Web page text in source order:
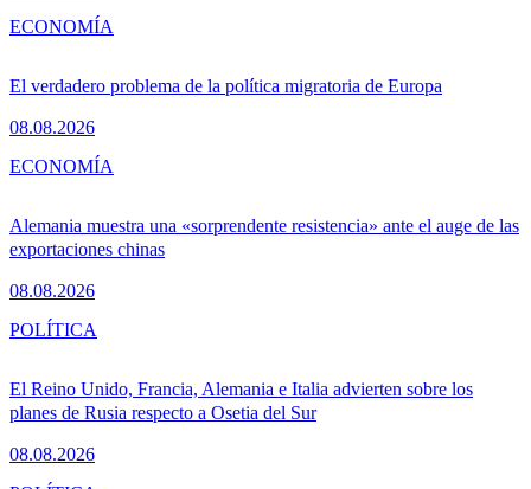
El verdadero problema de la política migratoria de Europa
08.08.2026
ECONOMÍA
Alemania muestra una «sorprendente resistencia» ante el auge de las
exportaciones chinas
08.08.2026
ECONOMÍA
El Reino Unido, Francia, Alemania e Italia advierten sobre los
planes de Rusia respecto a Osetia del Sur
08.08.2026
POLÍTICA